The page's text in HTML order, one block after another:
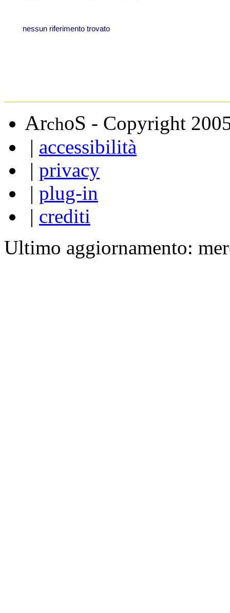
ArchoS - Copyright
| accessibilità
| privacy
| plug-in
| crediti
Ultimo aggiornamento: